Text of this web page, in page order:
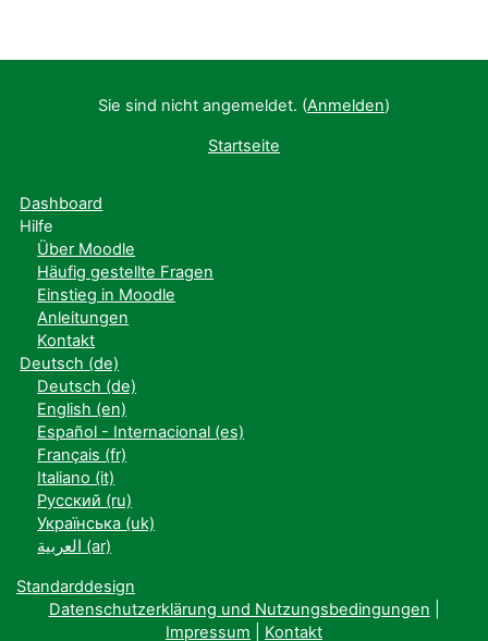
Sie sind nicht angemeldet. (Anmelden)
Startseite
Dashboard
Hilfe
Über Moodle
Häufig gestellte Fragen
Einstieg in Moodle
Anleitungen
Kontakt
Deutsch ‎(de)‎
Deutsch ‎(de)‎
English ‎(en)‎
Español - Internacional ‎(es)‎
Français ‎(fr)‎
Italiano ‎(it)‎
Русский ‎(ru)‎
Українська ‎(uk)‎
العربية ‎(ar)‎
Standarddesign
Datenschutzerklärung und Nutzungsbedingungen
Impressum
Kontakt